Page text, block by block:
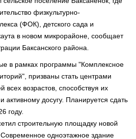
физкультурно-
(ФОК), детского сада и
в новом микрорайоне, сообщает
Баксанского района.
в рамках программы "Комплексное
призваны стать центрами
всех возрастов, способствуя их
активному досугу. Планируется сдать
году.
строительную площадку новой
одноэтажное здание